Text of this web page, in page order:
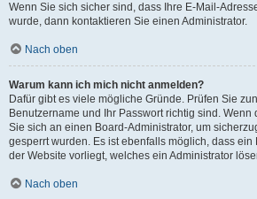
Wenn Sie sich sicher sind, dass Ihre E-Mail-
wurde, dann kontaktieren Sie einen Administrator.
Nach oben
Warum kann ich mich nicht anmelden?
Dafür gibt es viele mögliche Gründe. Prüfen Sie
Benutzername und Ihr Passwort richtig sind. Wenn
Sie sich an einen Board-Administrator, um
gesperrt wurden. Es ist ebenfalls möglich, dass
der Website vorliegt, welches ein Administrator
Nach oben